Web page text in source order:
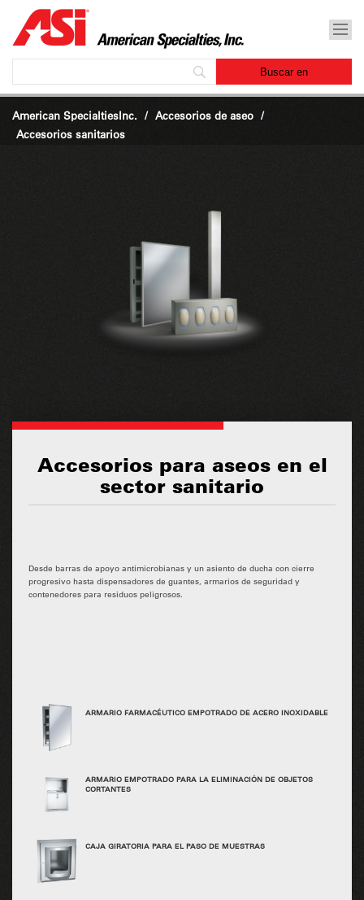
American SpecialtiesInc. Accesorios de aseo /
Accesorios sanitarios
Accesorios para aseos en el
sector sanitario
Desde barras de apoyo antimicrobianas y un asiento de ducha con cierre
progresivo hasta dispensadores de guantes, armarios de seguridad y
contenedores para residuos peligrosos.
ARMARIO FARMACÉUTICO EMPOTRADO DE ACERO INOXIDABLE
ARMARIO EMPOTRADO PARA LA ELIMINACIÓN DE OBJETOS
CORTANTES
CAJA GIRATORIA PARA EL PASO DE MUESTRAS